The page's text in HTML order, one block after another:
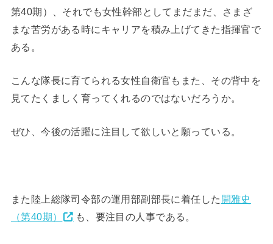
第40期）、それでも女性幹部としてまだまだ、さまざ
まな苦労がある時にキャリアを積み上げてきた指揮官で
ある。
こんな隊長に育てられる女性自衛官もまた、その背中を
見てたくましく育ってくれるのではないだろうか。
ぜひ、今後の活躍に注目して欲しいと願っている。
また陸上総隊司令部の運用部副部長に着任した 開雅史
（第40期）
も、要注目の人事である。